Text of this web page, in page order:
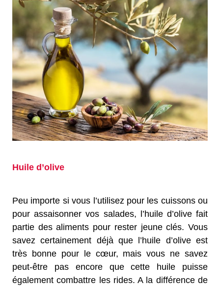
Huile d’olive
Peu importe si vous l’utilisez pour les cuissons ou
pour assaisonner vos salades, l’huile d’olive fait
partie des aliments pour rester jeune clés. Vous
savez certainement déjà que l’huile d’olive est
très bonne pour le cœur, mais vous ne savez
peut-être pas encore que cette huile puisse
également combattre les rides. A la différence de